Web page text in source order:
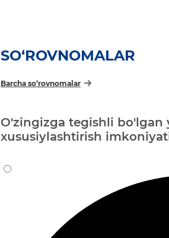
SO‘ROVNOMALAR
Barcha so‘rovnomalar
O'zingizga tegishli bo'lgan
xususiylashtirish